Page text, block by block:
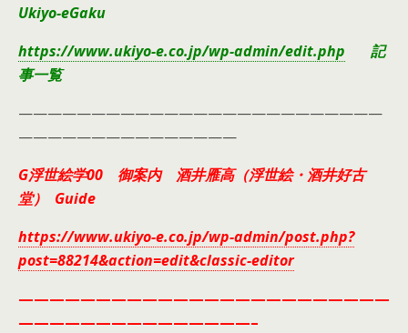
Ukiyo-eGaku
https://www.ukiyo-e.co.jp/wp-admin/edit.php 記
事一覧
—————————————————————————
———————————————
G浮世絵学00 御案内 酒井雁高（浮世絵・酒井好古
堂） Guide
https://www.ukiyo-e.co.jp/wp-admin/post.php?
post=88214&action=edit&classic-editor
————————————————————————
———————————————–